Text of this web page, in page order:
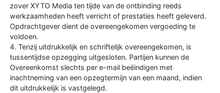
zover XYTO Media ten tijde van de ontbinding reeds
werkzaamheden heeft verricht of prestaties heeft geleverd.
Opdrachtgever dient de overeengekomen vergoeding te
voldoen.
4. Tenzij uitdrukkelijk en schriftelijk overeengekomen, is
tussentijdse opzegging uitgesloten. Partijen kunnen de
Overeenkomst slechts per e-mail beëindigen met
inachtneming van een opzegtermijn van een maand, indien
dit uitdrukkelijk is vastgelegd.